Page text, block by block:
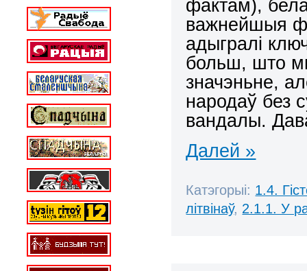
фактам),
важнейшыя
адыгралі
больш, што
значэньне,
народаў без
вандалы.
Далей »
Катэгорыі: 1.4.
літвінаў, 2.1.1. У